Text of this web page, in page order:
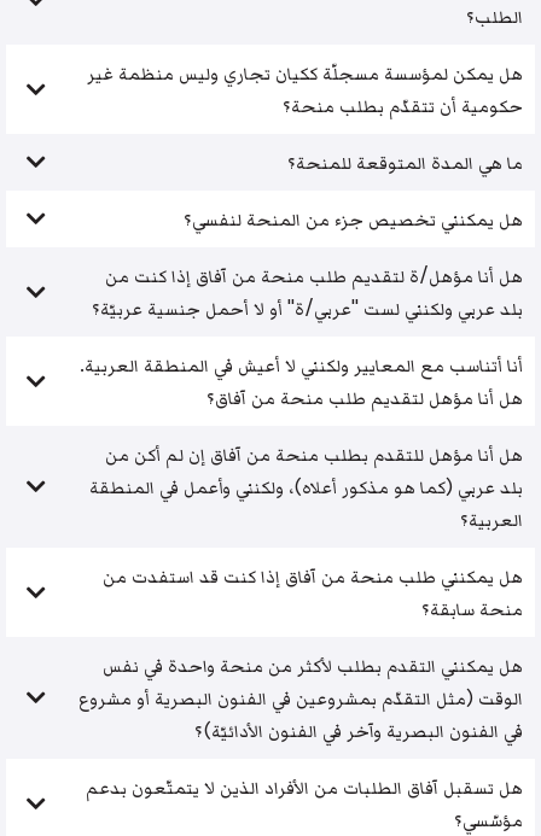
الطلب؟
هل يمكن لمؤسسة مسجلّة ككيان تجاري وليس منظمة غير
حكومية أن تتقدّم بطلب منحة؟
ما هي المدة المتوقعة للمنحة؟
هل يمكنني تخصيص جزء من المنحة لنفسي؟
هل أنا مؤهل/ة لتقديم طلب منحة من آفاق إذا كنت من
بلد عربي ولكنني لست "عربي/ة" أو لا أحمل جنسية عربيّة؟
أنا أتناسب مع المعايير ولكنني لا أعيش في المنطقة العربية.
هل أنا مؤهل لتقديم طلب منحة من آفاق؟
هل أنا مؤهل للتقدم بطلب منحة من آفاق إن لم أكن من
بلد عربي (كما هو مذكور أعلاه)، ولكنني وأعمل في المنطقة
العربية؟
هل يمكنني طلب منحة من آفاق إذا كنت قد استفدت من
منحة سابقة؟
هل يمكنني التقدم بطلب لأكثر من منحة واحدة في نفس
الوقت (مثل التقدّم بمشروعين في الفنون البصرية أو مشروع
في الفنون البصرية وآخر في الفنون الأدائيّة)؟
هل تسقبل آفاق الطلبات من الأفراد الذين لا يتمتّعون بدعم
مؤسّسي؟